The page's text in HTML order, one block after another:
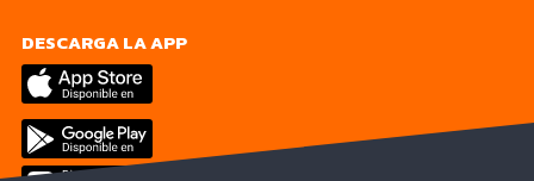
DESCARGA LA APP